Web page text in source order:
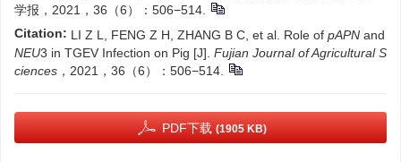
学报，2021，36（6）：506−514.
Citation: LI Z L, FENG Z H, ZHANG B C, et al. Role of pAPN and
NEU3 in TGEV Infection on Pig [J]. Fujian Journal of Agricultural S
ciences ，2021，36（6）：506−514.
PDF下载 (1905 KB)